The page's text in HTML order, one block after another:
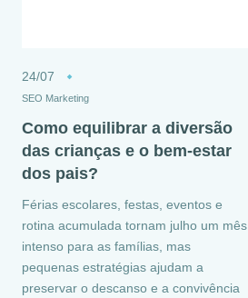
24/07
SEO Marketing
Como equilibrar a diversão
das crianças e o bem-estar
dos pais?
Férias escolares, festas, eventos e
rotina acumulada tornam julho um mês
intenso para as famílias, mas
pequenas estratégias ajudam a
preservar o descanso e a convivência